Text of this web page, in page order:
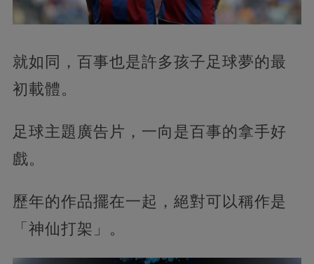
就如同，百事也是許多孩子足球夢的最
初載體。
足球主題廣告片，一向是百事的拿手好
戲。
歷年的作品擺在一起，絕對可以稱作是
「神仙打架」。